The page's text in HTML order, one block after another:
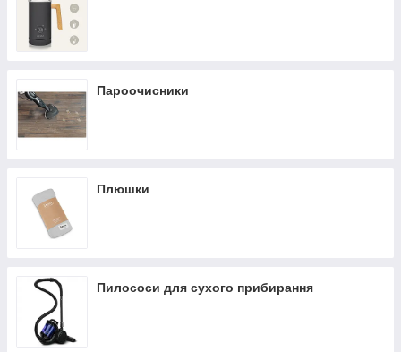
Пароочисники
Плюшки
Пилососи для сухого прибирання